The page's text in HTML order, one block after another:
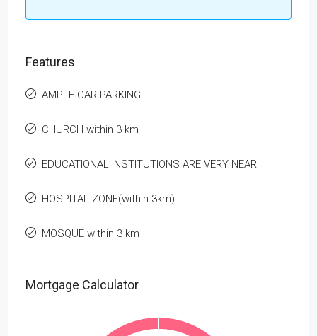
Features
AMPLE CAR PARKING
CHURCH within 3 km
EDUCATIONAL INSTITUTIONS ARE VERY NEAR
HOSPITAL ZONE(within 3km)
MOSQUE within 3 km
Mortgage Calculator